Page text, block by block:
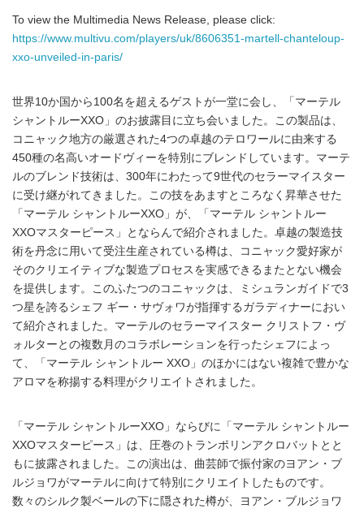
To view the Multimedia News Release, please click:
https://www.multivu.com/players/uk/8606351-martell-chanteloup-
xxo-unveiled-in-paris/
世界10か国から100名を超えるゲストが一堂に会し、「マーテル
シャントルーXXO」のお披露目に立ち会いました。この製品は、
コニャック地方の厳選された4つの卓越のテロワールに由来する
450種の名高いオードヴィーを特別にブレンドしています。マーテ
ルのブレンド技術は、300年にわたって9世代のセラーマイスター
に受け継がれてきました。この技をあますところなく昇華させた
「マーテル シャントルーXXO」が、「マーテル シャントルー
XXOマスターピース」とならんで紹介されました。卓越の製造技
術を丹念に用いて受注生産されている樽は、コニャック愛好家が
そのクリエイティブな製造プロセスを実感できるまたとない機会
を提供します。このふたつのコニャックは、ミシュランガイドで3
つ星を誇るシェフ ギー・サヴォワが指揮するガラディナーにおい
て紹介されました。マーテルのセラーマイスター クリストフ・ヴ
ォルターとの複数月のコラボレーションを行ったシェフによっ
て、「マーテル シャントルー XXO」のほかにはない複雑で豊かな
アロマを称揚する料理がクリエイトされました。
「マーテル シャントルーXXO」ならびに「マーテル シャントルー
XXOマスターピース」は、圧巻のトランポリンアクロバットとと
もに披露されました。この演出は、曲芸師で振付家のヨアン・ブ
ルジョワがマーテルに向けて特別にクリエイトしたものです。
数々のシルク製ベールの下に隠された樽が、ヨアン・ブルジョワ